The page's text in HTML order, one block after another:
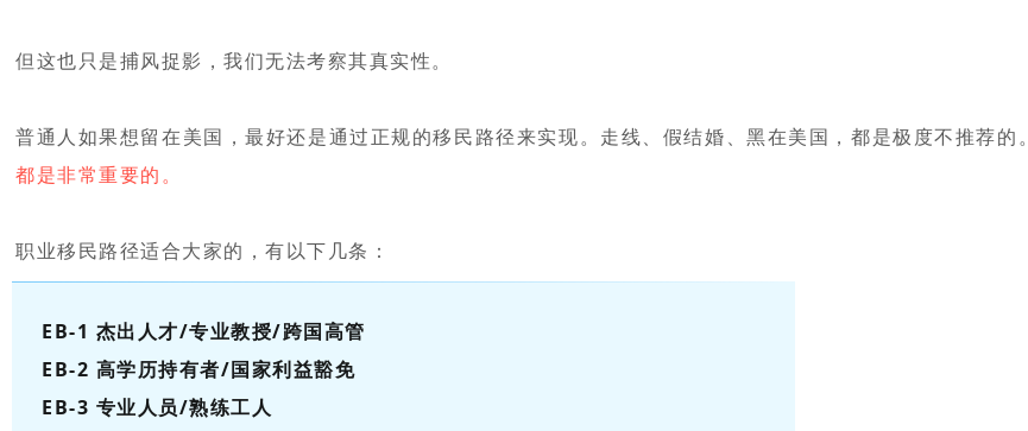
但这也只是捕风捉影，我们无法考察其真实性。
普通人如果想留在美国，最好还是通过正规的移民路径来实现。走线、假结婚、黑在美国，都是极度不推荐的。
都是非常重要的。
职业移民路径适合大家的，有以下几条：
EB-1 杰出人才/专业教授/跨国高管
EB-2 高学历持有者/国家利益豁免
EB-3 专业人员/熟练工人